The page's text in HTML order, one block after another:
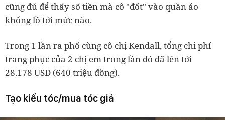
cũng đủ để thấy số tiền mà cô "đốt" vào quần áo
khổng lồ tới mức nào.
Trong 1 lần ra phố cùng cô chị Kendall, tổng chi phí
trang phục của 2 chị em trong lần đó đã lên tới
28.178 USD (640 triệu đồng).
Tạo kiểu tóc/mua tóc giả